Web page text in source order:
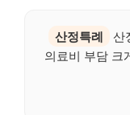
산정특례
산
의료비 부담 크